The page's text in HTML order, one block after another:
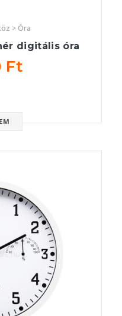
> Óra
digitális óra
Ft